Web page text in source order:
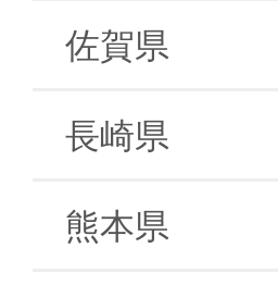
佐賀県
長崎県
熊本県